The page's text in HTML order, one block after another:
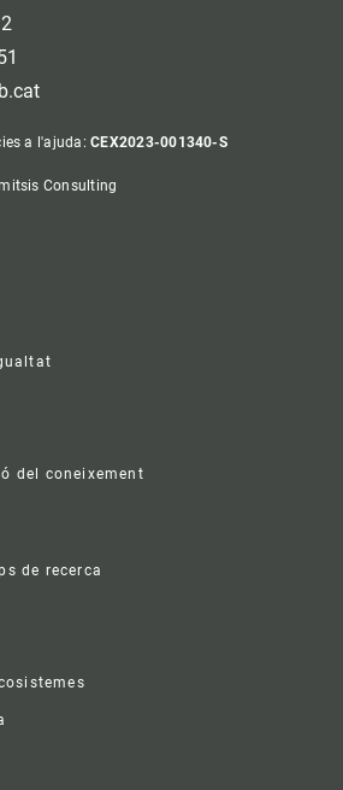
a l'ajuda:CEX2023-001340-S
Consulting
del coneixement
de recerca